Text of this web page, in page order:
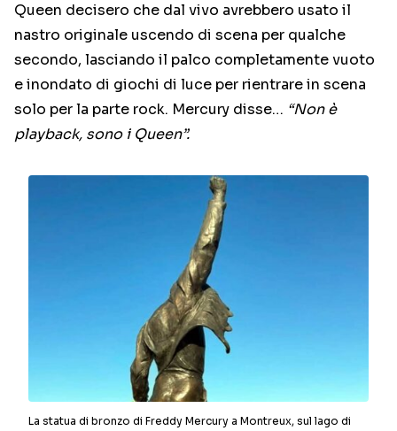
Queen decisero che dal vivo avrebbero usato il
nastro originale uscendo di scena per qualche
secondo, lasciando il palco completamente vuoto
e inondato di giochi di luce per rientrare in scena
solo per la parte rock. Mercury disse… “Non è
playback, sono i Queen”.
La statua di bronzo di Freddy Mercury a Montreux, sul lago di